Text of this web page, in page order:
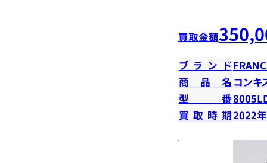
買取金額
ブランド
商品名 コン
型番
買取時期2022